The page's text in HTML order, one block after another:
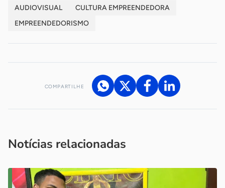
AUDIOVISUAL
CULTURA EMPREENDEDORA
EMPREENDEDORISMO
COMPARTILHE
Notícias relacionadas